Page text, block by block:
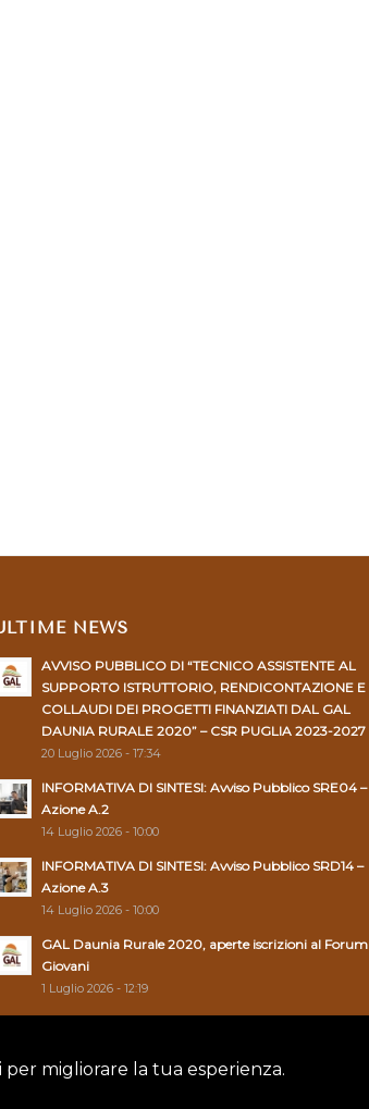
migliorare la tua esperienza.
NEWS
AVVISO PUBBLICO DI “TECNICO ASSISTENTE AL
SUPPORTO ISTRUTTORIO, RENDICONTAZIONE E
COLLAUDI DEI PROGETTI FINANZIATI DAL GAL
DAUNIA RURALE 2020” – CSR PUGLIA 2023-2027
20 Luglio 2026 - 17:34
INFORMATIVA DI SINTESI: Avviso Pubblico SRE04 –
Azione A.2
14 Luglio 2026 - 10:00
INFORMATIVA DI SINTESI: Avviso Pubblico SRD14 –
Azione A.3
14 Luglio 2026 - 10:00
GAL Daunia Rurale 2020, aperte iscrizioni al Forum
Giovani
1 Luglio 2026 - 12:19